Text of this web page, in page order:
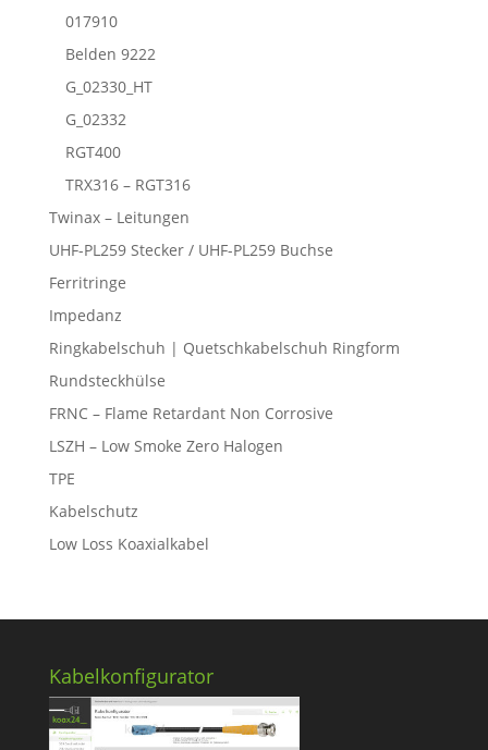
017910
Belden 9222
G_02330_HT
G_02332
RGT400
TRX316 – RGT316
Twinax – Leitungen
UHF-PL259 Stecker / UHF-PL259 Buchse
Ferritringe
Impedanz
Ringkabelschuh | Quetschkabelschuh Ringform
Rundsteckhülse
FRNC – Flame Retardant Non Corrosive
LSZH – Low Smoke Zero Halogen
TPE
Kabelschutz
Low Loss Koaxialkabel
Kabelkonfigurator